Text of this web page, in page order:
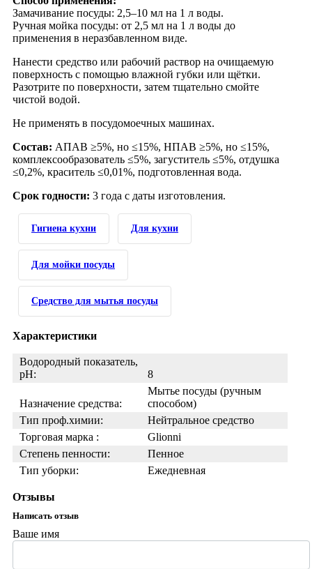
Замачивание посуды: 2,5–10 мл на 1 л воды.
Ручная мойка посуды: от 2,5 мл на 1 л воды до
применения в неразбавленном виде.
Нанести средство или рабочий раствор на очищаемую
поверхность с помощью влажной губки или щётки.
Разотрите по поверхности, затем тщательно смойте
чистой водой.
Не применять в посудомоечных машинах.
Состав: АПАВ ≥5%, но ≤15%, НПАВ ≥5%, но ≤15%,
комплексообразователь ≤5%, загуститель ≤5%, отдушка
≤0,2%, краситель ≤0,01%, подготовленная вода.
Срок годности: 3 года с даты изготовления.
Гигиена кухни Для кухни
Для мойки посуды
Средство для мытья посуды
Характеристики
Водородный показатель,
pH:
8
Назначение средства:
Мытье посуды (ручным
способом)
Тип проф.химии:
Нейтральное средство
Торговая марка :
Glionni
Степень пенности:
Пенное
Тип уборки:
Ежедневная
Отзывы
Написать отзыв
Ваше имя